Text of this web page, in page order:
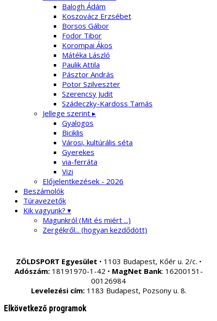
Balogh Ádám
Koszovácz Erzsébet
Borsos Gábor
Fodor Tibor
Korompai Ákos
Mátéka László
Paulik Attila
Pásztor András
Potor Szilveszter
Szerencsy Judit
Szádeczky-Kardoss Tamás
Jellege szerint ▸
Gyalogos
Biciklis
Városi, kultúrális séta
Gyerekes
via-ferráta
Vizi
Előjelentkezések - 2026
Beszámolók
Túravezetők
Kik vagyunk? ▾
Magunkról (Mit és miért ...)
Zergékről... (hogyan kezdődött)
ZÖLDSPORT Egyesület • 1103 Budapest, Kőér u. 2/c. •
Adószám:18191970-1-42 • MagNet Bank: 16200151-
00126984
Levelezési cím:1183 Budapest, Pozsony u. 8.
Elkövetkező programok